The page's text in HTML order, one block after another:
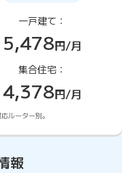
一戸建て：
5,478円/月
集合住宅：
4,378円/月
ルーター別。
報